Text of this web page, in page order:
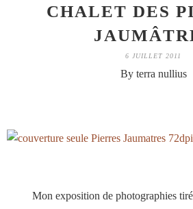
CHALET DES
6 JUILLET 2011
By terra nullius
Mon exposition de photographies